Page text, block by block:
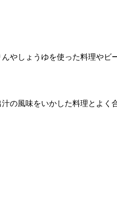
しょうゆを使った料理やビ
の風味をいかした料理とよく